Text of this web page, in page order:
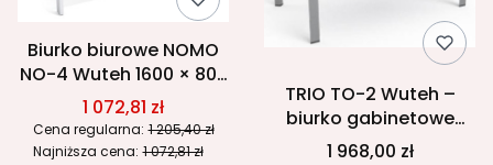
Biurko biurowe NOMO
NO-4 Wuteh 1600 × 800
mm
1 072,81 zł
Cena regularna: 1 205,40 zł
Najniższa cena: 1 072,81 zł
TRIO TO-2 Wuteh –
biurko gabinetowe
1400 × 800 mm
1 968,00 zł